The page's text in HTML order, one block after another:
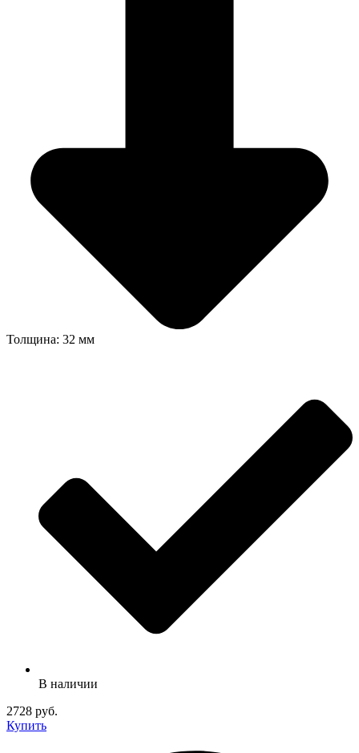
Толщина: 32 мм
В наличии
2728 руб.
Купить